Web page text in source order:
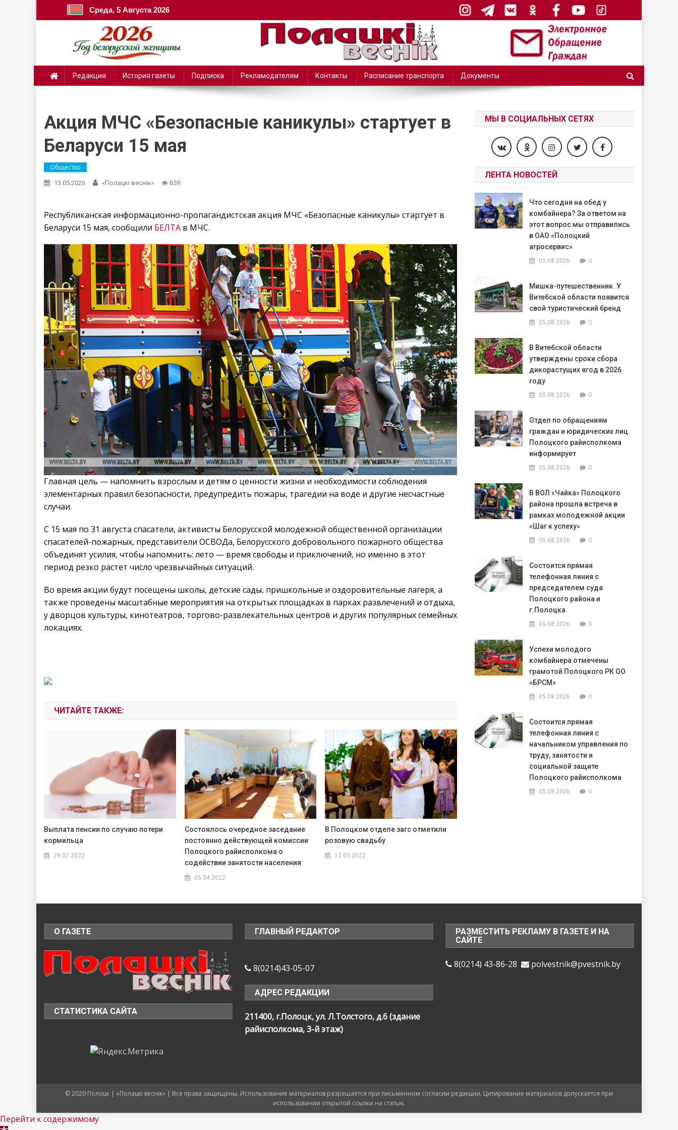
Среда, 5 Августа 2026
Редакция История газеты Подписка Рекламодателям Контакты Расписание транспорта Документы
Акция МЧС «Безопасные каникулы» стартует в
Беларуси 15 мая
Общество
13.05.2026 «Полацкі веснік» 659
Республиканская информационно-пропагандистская акция МЧС «Безопасные каникулы» стартует в
Беларуси 15 мая, сообщили БЕЛТА в МЧС.
Главная цель — напомнить взрослым и детям о ценности жизни и необходимости соблюдения
элементарных правил безопасности, предупредить пожары, трагедии на воде и другие несчастные
случаи.
С 15 мая по 31 августа спасатели, активисты Белорусской молодежной общественной организации
спасателей-пожарных, представители ОСВОДа, Белорусского добровольного пожарного общества
объединят усилия, чтобы напомнить: лето — время свободы и приключений, но именно в этот
период резко растет число чрезвычайных ситуаций.
Во время акции будут посещены школы, детские сады, пришкольные и оздоровительные лагеря, а
также проведены масштабные мероприятия на открытых площадках в парках развлечений и отдыха,
у дворцов культуры, кинотеатров, торгово-развлекательных центров и других популярных семейных
локациях.
ЧИТАЙТЕ ТАКЖЕ:
Выплата пенсии по случаю потери
кормильца
29.07.2023
Состоялось очередное заседание
постоянно действующей комиссии
Полоцкого райисполкома о
содействии занятости населения
05.04.2022
В Полоцком отделе загс отметили
розовую свадьбу
12.03.2022
МЫ В СОЦИАЛЬНЫХ СЕТЯХ
ЛЕНТА НОВОСТЕЙ
Что сегодня на обед у
комбайнера? За ответом на
этот вопрос мы отправились
в ОАО «Полоцкий
агросервис»
05.08.2026 0
Мишка-путешественник. У
Витебской области появится
свой туристический бренд
05.08.2026 0
В Витебской области
утверждены сроки сбора
дикорастущих ягод в 2026
году
05.08.2026 0
Отдел по обращениям
граждан и юридических лиц
Полоцкого райисполкома
информирует
05.08.2026 0
В ВОЛ «Чайка» Полоцкого
района прошла встреча в
рамках молодежной акции
«Шаг к успеху»
05.08.2026 0
Состоится прямая
телефонная линия с
председателем суда
Полоцкого района и
г.Полоцка
05.08.2026 0
Успехи молодого
комбайнера отмечены
грамотой Полоцкого РК ОО
«БРСМ»
05.08.2026 0
Состоится прямая
телефонная линия с
начальником управления по
труду, занятости и
социальной защите
Полоцкого райисполкома
05.08.2026 0
О ГАЗЕТЕ
СТАТИСТИКА САЙТА
ГЛАВНЫЙ РЕДАКТОР
8(0214)43-05-07
АДРЕС РЕДАКЦИИ
211400, г.Полоцк, ул. Л.Толстого, д.6 (здание
райисполкома, 3-й этаж)
РАЗМЕСТИТЬ РЕКЛАМУ В ГАЗЕТЕ И НА
САЙТЕ
8(0214) 43-86-28 polvestnik@pvestnik.by
© 2020 Полоцк | «Полацкі веснік» | Все права защищены. Использование материалов разрешается при письменном согласии редакции. Цитирование материалов допускается при
использовании открытой ссылки на статью.
Перейти к содержимому